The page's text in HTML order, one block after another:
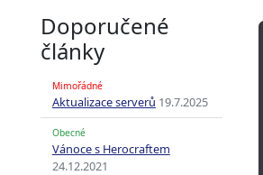
Doporučené
články